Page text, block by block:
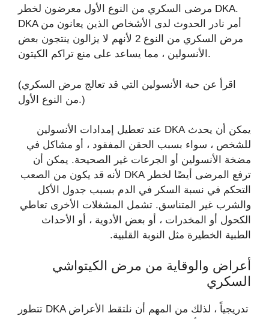
مرضى السكري من النوع الأول معرضون لخطر DKA.
DKA أمر نادر الحدوث لدى الأشخاص الذين يعانون من
مرض السكري من النوع 2 لأنهم لا يزالون ينتجون بعض
الأنسولين ، مما يساعد على منع تراكم الكيتون.
(اقرأ عن حبة الأنسولين التي قد تعالج مرض السكري
من النوع الأول.)
يمكن أن يحدث DKA عند تعطيل إمدادات الأنسولين
للشخص ، سواء بسبب الحقن المفقود ، أو مشاكل في
مضخة الأنسولين أو الجرعات غير الصحيحة. يمكن أن
ترفع المرضى أيضًا لخطر DKA لأنه قد يكون من الصعب
التحكم في نسبة السكر في الدم بسبب جدول الأكل
والشرب غير المتناسق. تشمل المشغلات الأخرى تعاطي
الكحول أو المخدرات ، أو بعض الأدوية ، أو الأحداث
الطبية الخطيرة مثل النوبة القلبية.
أعراض والوقاية من مرض الكيتواشي
السكري
تتطور DKA تدريجياً ، لذلك من المهم أن نلتقط الأعراض